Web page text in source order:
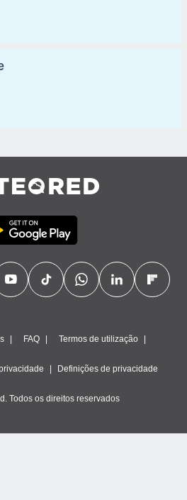
FAQ Termos de utilização
Definições de privacidade
Todos os direitos reservados